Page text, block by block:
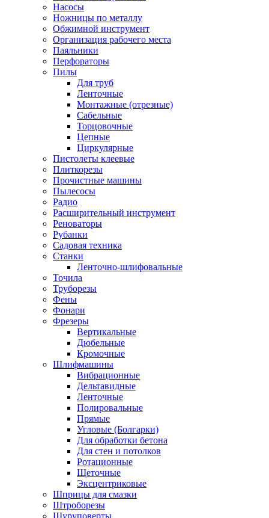
Насосы
Ножницы по металлу
Обжимной инструмент
Организация рабочего места
Паяльники
Перфораторы
Пилы
Для труб
Ленточные
Монтажные (отрезные)
Сабельные
Торцовочные
Цепные
Циркулярные
Пистолеты клеевые
Плиткорезы
Прочистные машины
Пылесосы
Радио
Расширительный инструмент
Реноваторы
Рубанки
Садовая техника
Станки
Ленточно-шлифовальные
Точила
Труборезы
Фены
Фонари
Фрезеры
Вертикальные
Дюбельные
Кромочные
Шлифмашины
Вибрационные
Дельтавидные
Ленточные
Полировальные
Прямые
Угловые (Болгарки)
Для обработки бетона
Для стен и потолков
Ротационные
Щеточные
Эксцентриковые
Шприцы для смазки
Штроборезы
Шуруповерты